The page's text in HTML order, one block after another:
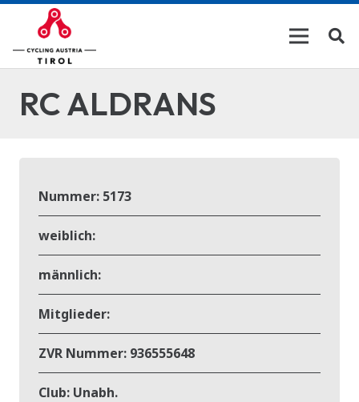
RC ALDRANS
Nummer: 5173
weiblich:
männlich:
Mitglieder:
ZVR Nummer: 936555648
Club: Unabh.